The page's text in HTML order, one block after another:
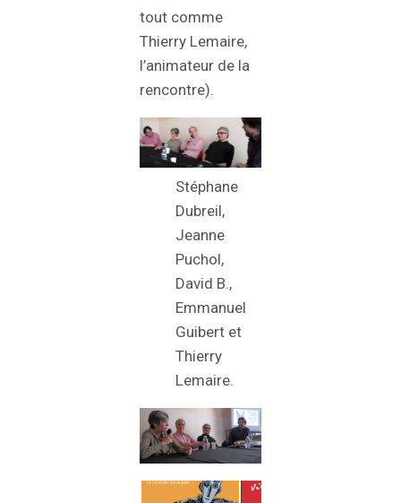
tout comme
Thierry Lemaire,
l’animateur de la
rencontre).
Stéphane
Dubreil,
Jeanne
Puchol,
David B.,
Emmanuel
Guibert et
Thierry
Lemaire.